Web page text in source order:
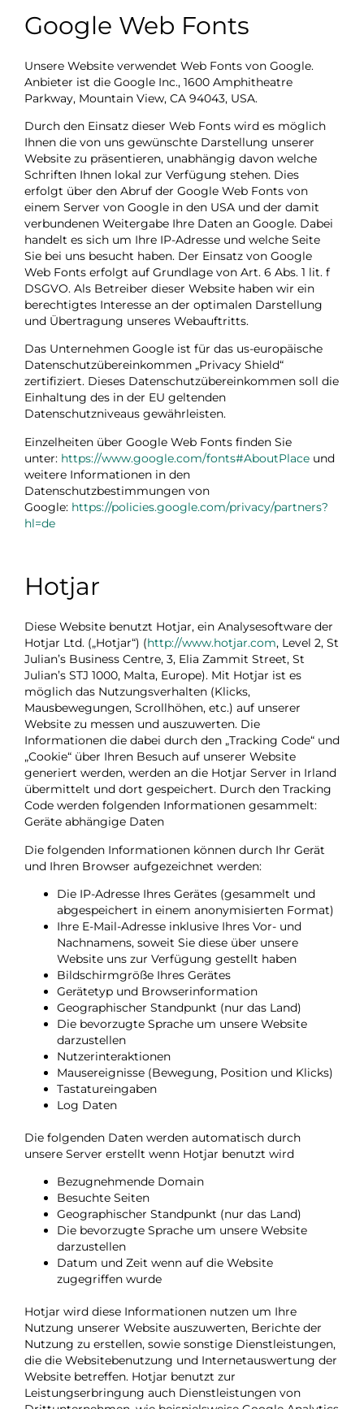
Google Web Fonts
Unsere Website verwendet Web Fonts von Google.
Anbieter ist die Google Inc., 1600 Amphitheatre
Parkway, Mountain View, CA 94043, USA.
Durch den Einsatz dieser Web Fonts wird es möglich
Ihnen die von uns gewünschte Darstellung unserer
Website zu präsentieren, unabhängig davon welche
Schriften Ihnen lokal zur Verfügung stehen. Dies
erfolgt über den Abruf der Google Web Fonts von
einem Server von Google in den USA und der damit
verbundenen Weitergabe Ihre Daten an Google. Dabei
handelt es sich um Ihre IP-Adresse und welche Seite
Sie bei uns besucht haben. Der Einsatz von Google
Web Fonts erfolgt auf Grundlage von Art. 6 Abs. 1 lit. f
DSGVO. Als Betreiber dieser Website haben wir ein
berechtigtes Interesse an der optimalen Darstellung
und Übertragung unseres Webauftritts.
Das Unternehmen Google ist für das us-europäische
Datenschutzübereinkommen „Privacy Shield“
zertifiziert. Dieses Datenschutzübereinkommen soll die
Einhaltung des in der EU geltenden
Datenschutzniveaus gewährleisten.
Einzelheiten über Google Web Fonts finden Sie
unter: https://www.google.com/fonts#AboutPlace und
weitere Informationen in den
Datenschutzbestimmungen von
Google: https://policies.google.com/privacy/partners?
hl=de
Hotjar
Diese Website benutzt Hotjar, ein Analysesoftware der
Hotjar Ltd. („Hotjar“) (http://www.hotjar.com, Level 2, St
Julian’s Business Centre, 3, Elia Zammit Street, St
Julian’s STJ 1000, Malta, Europe). Mit Hotjar ist es
möglich das Nutzungsverhalten (Klicks,
Mausbewegungen, Scrollhöhen, etc.) auf unserer
Website zu messen und auszuwerten. Die
Informationen die dabei durch den „Tracking Code“ und
„Cookie“ über Ihren Besuch auf unserer Website
generiert werden, werden an die Hotjar Server in Irland
übermittelt und dort gespeichert. Durch den Tracking
Code werden folgenden Informationen gesammelt:
Geräte abhängige Daten
Die folgenden Informationen können durch Ihr Gerät
und Ihren Browser aufgezeichnet werden:
Die IP-Adresse Ihres Gerätes (gesammelt und
abgespeichert in einem anonymisierten Format)
Ihre E-Mail-Adresse inklusive Ihres Vor- und
Nachnamens, soweit Sie diese über unsere
Website uns zur Verfügung gestellt haben
Bildschirmgröße Ihres Gerätes
Gerätetyp und Browserinformation
Geographischer Standpunkt (nur das Land)
Die bevorzugte Sprache um unsere Website
darzustellen
Nutzerinteraktionen
Mausereignisse (Bewegung, Position und Klicks)
Tastatureingaben
Log Daten
Die folgenden Daten werden automatisch durch
unsere Server erstellt wenn Hotjar benutzt wird
Bezugnehmende Domain
Besuchte Seiten
Geographischer Standpunkt (nur das Land)
Die bevorzugte Sprache um unsere Website
darzustellen
Datum und Zeit wenn auf die Website
zugegriffen wurde
Hotjar wird diese Informationen nutzen um Ihre
Nutzung unserer Website auszuwerten, Berichte der
Nutzung zu erstellen, sowie sonstige Dienstleistungen,
die die Websitebenutzung und Internetauswertung der
Website betreffen. Hotjar benutzt zur
Leistungserbringung auch Dienstleistungen von